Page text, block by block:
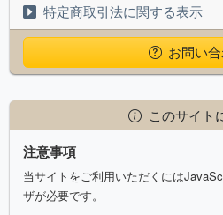
特定商取引法に関する表示
お問い
このサイト
注意事項
当サイトをご利用いただくには
ザが必要です。